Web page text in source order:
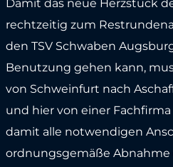
Damit das neue Herzstück
rechtzeitig zum
den TSV Schwaben
Benutzung gehen kann,
von Schweinfurt nach
und hier von einer
damit alle notwendigen
ordnungsgemäße Abnahme